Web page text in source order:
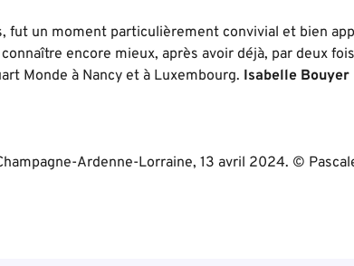
fut un moment particulièrement convivial et bien
encore mieux, après avoir déjà, par deux
Monde à Nancy et à Luxembourg. Isabelle Bouyer
Ardenne-Lorraine, 13 avril 2024. ©